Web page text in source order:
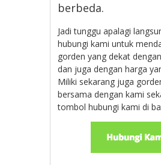
berbeda.
Jadi tunggu apalagi
hubungi kami untuk
gorden yang dekat
dan juga dengan harga
Miliki sekarang juga
bersama dengan kami
tombol hubungi kami di